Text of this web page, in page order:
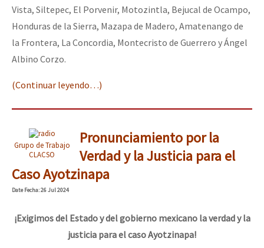
Vista, Siltepec, El Porvenir, Motozintla, Bejucal de Ocampo,
Honduras de la Sierra, Mazapa de Madero, Amatenango de
la Frontera, La Concordia, Montecristo de Guerrero y Ángel
Albino Corzo.
(Continuar leyendo…)
Grupo de Trabajo
CLACSO
Pronunciamiento por la
Verdad y la Justicia para el
Caso Ayotzinapa
DateFecha: 26 Jul 2024
¡Exigimos del Estado y del gobierno mexicano la verdad y la
justicia para el caso Ayotzinapa!